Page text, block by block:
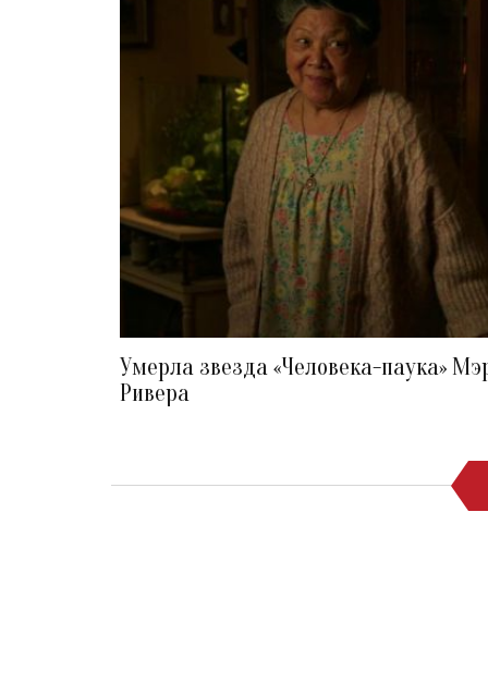
Умерла звезда «Человека-паука»
Ривера